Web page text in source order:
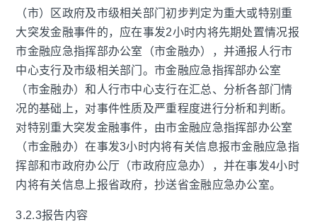
（市）区政府及市级相关部门初步判定为重大或特别重
大突发金融事件的，应在事发2小时内将先期处置情况报
市金融应急指挥部办公室（市金融办），并通报人行市
中心支行及市级相关部门。市金融应急指挥部办公室
（市金融办）和人行市中心支行在汇总、分析各部门情
况的基础上，对事件性质及严重程度进行分析和判断。
对特别重大突发金融事件，由市金融应急指挥部办公室
（市金融办）在事发3小时内将有关信息报市金融应急指
挥部和市政府办公厅（市政府应急办），并在事发4小时
内将有关信息上报省政府，抄送省金融应急办公室。
3.2.3报告内容